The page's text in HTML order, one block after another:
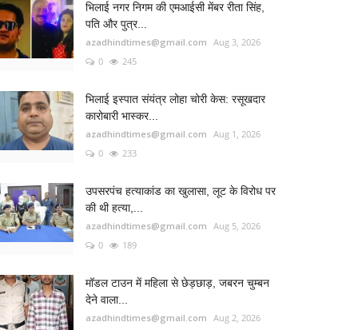
भिलाई नगर निगम की एमआईसी मेंबर रीता सिंह,
पति और पुत्र...
azadhindtimes@gmail.com Aug 3, 2026
0
245
भिलाई इस्पात संयंत्र लोहा चोरी केस: रसूखदार
कारोबारी भास्कर...
azadhindtimes@gmail.com Aug 1, 2026
0
233
उपसरपंच हत्याकांड का खुलासा, लूट के विरोध पर
की थी हत्या,...
azadhindtimes@gmail.com Aug 5, 2026
0
189
मॉडल टाउन में महिला से छेड़छाड़, जबरन चुम्बन
देने वाला...
azadhindtimes@gmail.com Aug 2, 2026